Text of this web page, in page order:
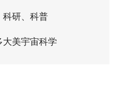
科研、科普
美宇宙科学